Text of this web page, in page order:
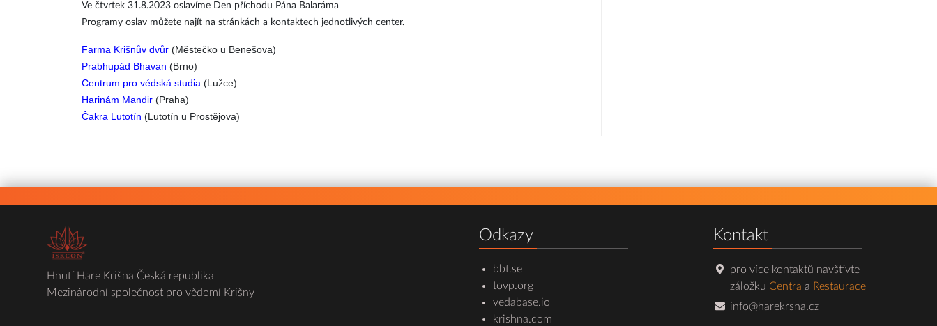
Ve čtvrtek 31.8.2023 oslavíme Den příchodu Pána Balaráma
Programy oslav můžete najít na stránkách a kontaktech jednotlivých center.
Farma Krišnův dvůr (Městečko u Benešova)
Prabhupád Bhavan (Brno)
Centrum pro védská studia (Lužce)
Harinám Mandir (Praha)
Čakra Lutotín (Lutotín u Prostějova)
Hnutí Hare Krišna Česká republika
Mezinárodní společnost pro vědomí Krišny
Odkazy
bbt.se
tovp.org
vedabase.io
krishna.com
Kontakt
pro více kontaktů navštivte
záložku Centra a Restaurace
info@harekrsna.cz